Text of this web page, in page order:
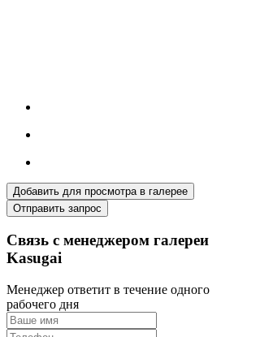
Добавить для просмотра в галерее
Отправить запрос
Связь с менеджером галереи
Kasugai
Менеджер ответит в течение одного
рабочего дня